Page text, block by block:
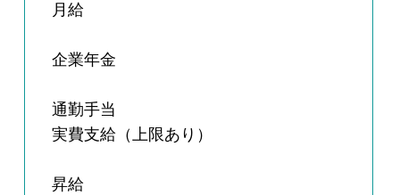
月給
企業年金
通勤手当
実費支給（上限あり）
昇給